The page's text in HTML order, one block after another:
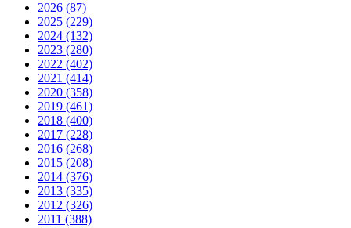
2026 (87)
2025 (229)
2024 (132)
2023 (280)
2022 (402)
2021 (414)
2020 (358)
2019 (461)
2018 (400)
2017 (228)
2016 (268)
2015 (208)
2014 (376)
2013 (335)
2012 (326)
2011 (388)